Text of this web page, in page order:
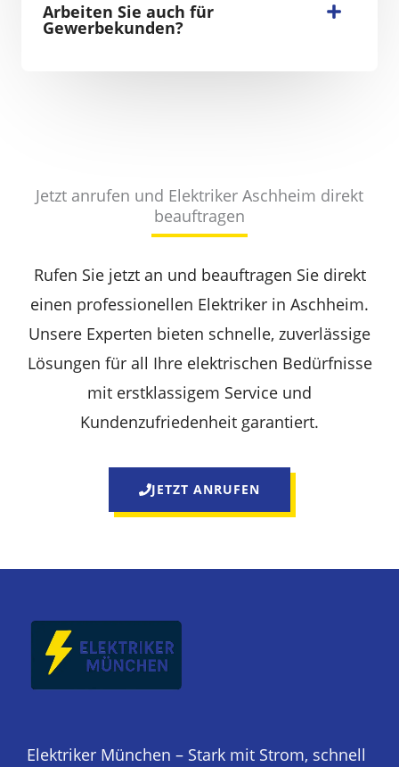
Arbeiten Sie auch für
Gewerbekunden?
Jetzt anrufen und Elektriker Aschheim direkt
beauftragen
Rufen Sie jetzt an und beauftragen Sie direkt
einen professionellen Elektriker in Aschheim.
Unsere Experten bieten schnelle, zuverlässige
Lösungen für all Ihre elektrischen Bedürfnisse
mit erstklassigem Service und
Kundenzufriedenheit garantiert.
JETZT ANRUFEN
Elektriker München – Stark mit Strom, schnell